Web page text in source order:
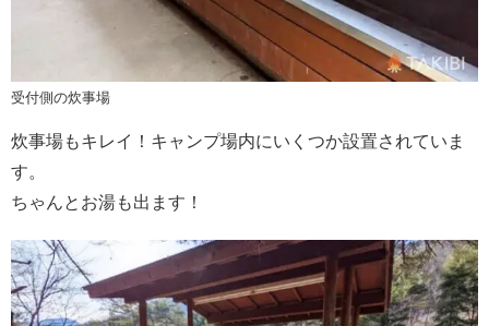
受付側の炊事場
炊事場もキレイ！キャンプ場内にいくつか設置されていま
す。
ちゃんとお湯も出ます！